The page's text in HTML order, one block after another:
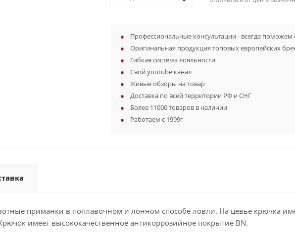
Профессиональные консультации - всегда
Оригинальная продукция топовых европейских
Гибкая система лояльности
Свой youtube канал
Живые обзоры на товар
Доставка по всей территории РФ и СНГ
Более 11000 товаров в наличии
Работаем с 1999г
приманки в поплавочном и лонном способе ловли. На цевье крючка
имеет высококачественное антикоррозийное покрытие ВN.